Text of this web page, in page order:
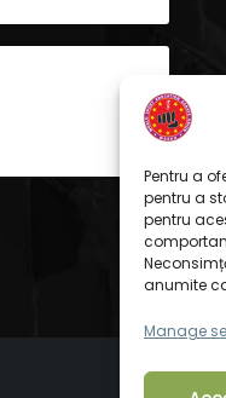
Pentru a
pentru a
pentru
anumite
Manage